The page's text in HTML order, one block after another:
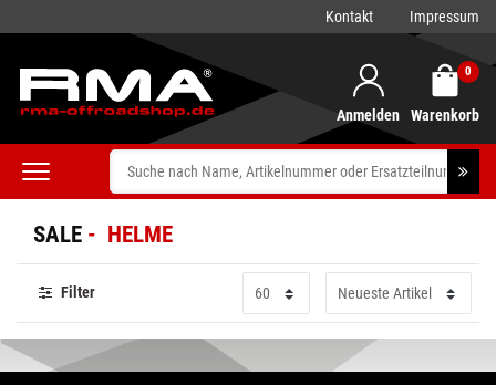
Kontakt Impressum
Anmelden
0
Warenkorb
SALE HELME
Filter
P
e
i